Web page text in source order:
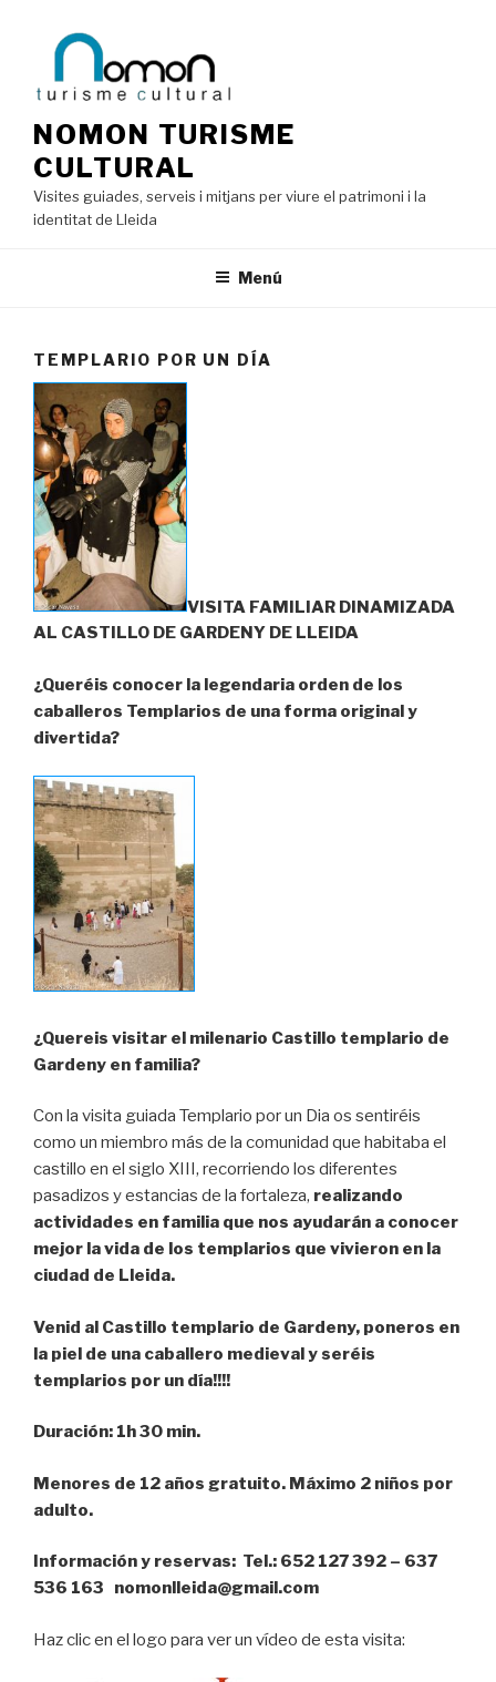
NOMON TURISME
CULTURAL
Visites guiades, serveis i mitjans per viure el patrimoni i la
identitat de Lleida
Menú
TEMPLARIO POR UN DÍA
VISITA FAMILIAR DINAMIZADA
AL CASTILLO DE GARDENY DE LLEIDA
¿Queréis conocer la legendaria orden de los
caballeros Templarios de una forma original y
divertida?
¿Quereis visitar el milenario Castillo templario de
Gardeny en familia?
Con la visita guiada Templario por un Dia os sentiréis
como un miembro más de la comunidad que habitaba el
castillo en el siglo XIII, recorriendo los diferentes
pasadizos y estancias de la fortaleza, realizando
actividades en familia que nos ayudarán a conocer
mejor la vida de los templarios que vivieron en la
ciudad de Lleida.
Venid al Castillo templario de Gardeny, poneros en
la piel de una caballero medieval y seréis
templarios por un día!!!!
Duración: 1h 30 min.
Menores de 12 años gratuito. Máximo 2 niños por
adulto.
Información y reservas: Tel.: 652 127 392 – 637
536 163 nomonlleida@gmail.com
Haz clic en el logo para ver un vídeo de esta visita: